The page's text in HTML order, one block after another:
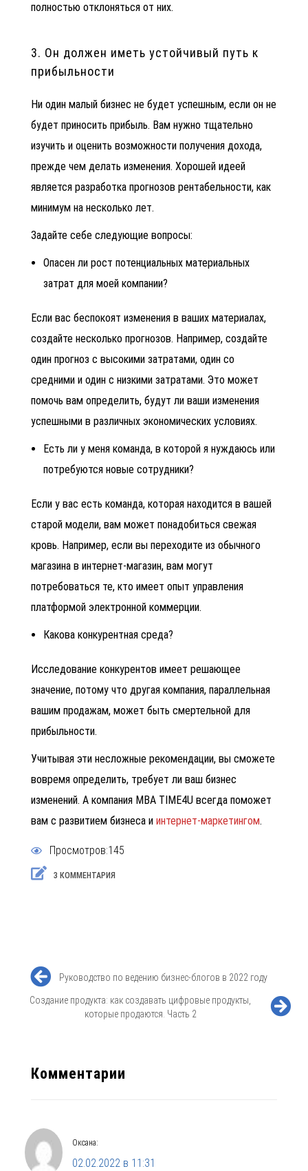
полностью отклоняться от них.
3. Он должен иметь устойчивый путь к
прибыльности
Ни один малый бизнес не будет успешным, если он не
будет приносить прибыль. Вам нужно тщательно
изучить и оценить возможности получения дохода,
прежде чем делать изменения. Хорошей идеей
является разработка прогнозов рентабельности, как
минимум на несколько лет.
Задайте себе следующие вопросы:
Опасен ли рост потенциальных материальных
затрат для моей компании?
Если вас беспокоят изменения в ваших материалах,
создайте несколько прогнозов. Например, создайте
один прогноз с высокими затратами, один со
средними и один с низкими затратами. Это может
помочь вам определить, будут ли ваши изменения
успешными в различных экономических условиях.
Есть ли у меня команда, в которой я нуждаюсь или
потребуются новые сотрудники?
Если у вас есть команда, которая находится в вашей
старой модели, вам может понадобиться свежая
кровь. Например, если вы переходите из обычного
магазина в интернет-магазин, вам могут
потребоваться те, кто имеет опыт управления
платформой электронной коммерции.
Какова конкурентная среда?
Исследование конкурентов имеет решающее
значение, потому что другая компания, параллельная
вашим продажам, может быть смертельной для
прибыльности.
Учитывая эти несложные рекомендации, вы сможете
вовремя определить, требует ли ваш бизнес
изменений. А компания MBA TIME4U всегда поможет
вам с развитием бизнеса и интернет-маркетингом.
Просмотров:145
3 КОММЕНТАРИЯ
Руководство по ведению бизнес-блогов в 2022 году
Создание продукта: как создавать цифровые продукты,
которые продаются. Часть 2
Комментарии
Оксана:
02.02.2022 в 11:31